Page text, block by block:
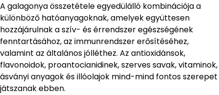
A galagonya összetétele egyedülálló kombinációja a
különböző hatóanyagoknak, amelyek együttesen
hozzájárulnak a szív- és érrendszer egészségének
fenntartásához, az immunrendszer erősítéséhez,
valamint az általános jólléthez. Az antioxidánsok,
flavonoidok, proantocianidinek, szerves savak, vitaminok,
ásványi anyagok és illóolajok mind-mind fontos szerepet
játszanak ebben.